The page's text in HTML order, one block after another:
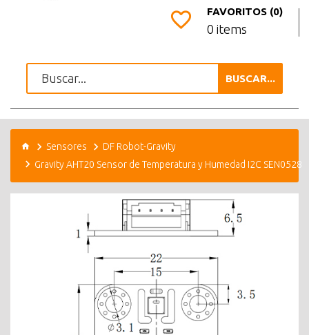
FAVORITOS (0)
0 items
BUSCAR...
Sensores
DF Robot-Gravity
Gravity AHT20 Sensor de Temperatura y Humedad I2C SEN0528